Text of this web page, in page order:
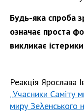
Будь-яка спроба
означає проста
викликає
Реакція
„Учасники
миру Зеλенського